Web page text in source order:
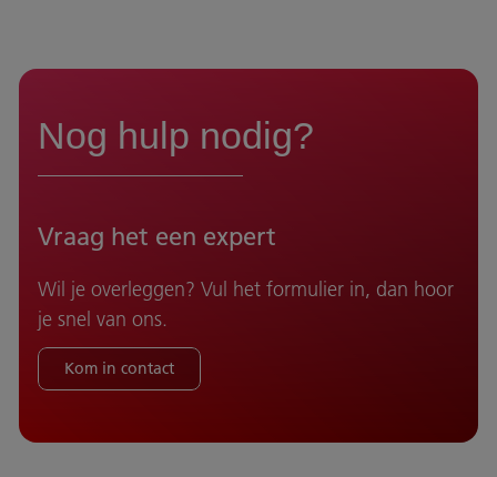
Nog hulp nodig?
Vraag het een expert
Wil je overleggen? Vul het formulier in, dan hoor
je snel van ons.
Kom in contact